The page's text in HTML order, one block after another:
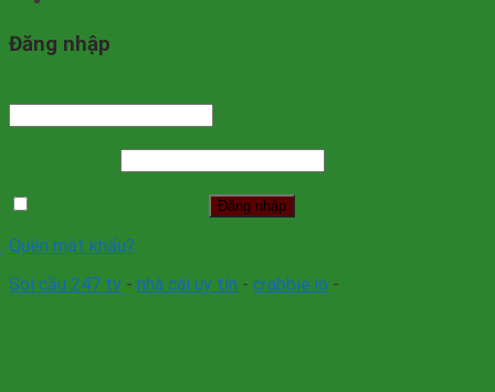
Đăng nhập
Đăng nhập
Quên mật khẩu?
Soi cầu 247 tv - nhà cái uy tín - crabbie.io -